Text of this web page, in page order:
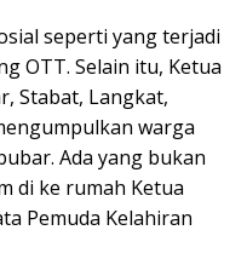
seperti yang terjadi
OTT. Selain itu, Ketua
Stabat, Langkat,
warga
Ada yang bukan
di ke rumah Ketua
Pemuda Kelahiran